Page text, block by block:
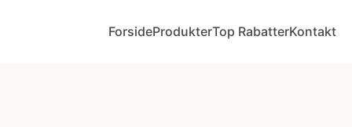
ForsideProdukterTop RabatterKontakt